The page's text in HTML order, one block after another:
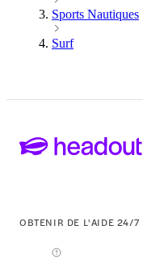
Sports Nautiques
Surf
OBTENIR DE L'AIDE 24/7